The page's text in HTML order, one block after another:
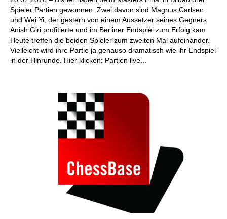
Spieler Partien gewonnen. Zwei davon sind Magnus Carlsen
und Wei Yi, der gestern von einem Aussetzer seines Gegners
Anish Giri profitierte und im Berliner Endspiel zum Erfolg kam
Heute treffen die beiden Spieler zum zweiten Mal aufeinander.
Vielleicht wird ihre Partie ja genauso dramatisch wie ihr Endspiel
in der Hinrunde. Hier klicken: Partien live...